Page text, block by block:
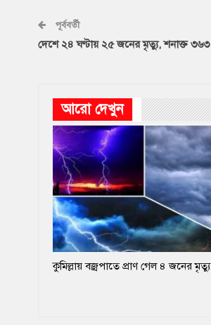
পূর্ববর্তী
দেশে ২৪ ঘণ্টায় ২৫ জনের মৃত্যু, শনাক্ত ৩৬৩
আরো দেখুন
কুমিল্লায় বজ্রপাতে প্রাণ গেল ৪ জনের মৃত্যু